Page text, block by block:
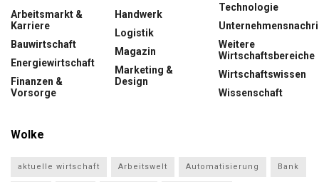
Arbeitsmarkt &
Karriere
Bauwirtschaft
Energiewirtschaft
Finanzen &
Vorsorge
Handwerk
Logistik
Magazin
Marketing &
Design
Technologie
Weitere
Wirtschaftsbereiche
Wirtschaftswissen
Wissenschaft
Wolke
aktuelle wirtschaft Arbeitswelt Automatisierung Bank